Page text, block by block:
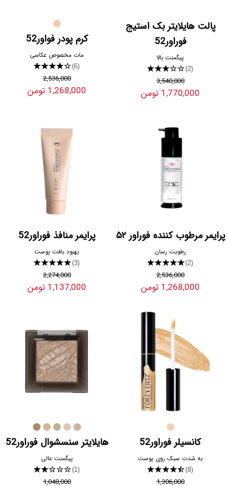
پالت هایلایتر بک استیج
فوراور52
پیگمنت بالا
★★★★★(2)
3,540,000
1,770,000 تومن
کرم پودر فواور52
مات مخصوص عکاسی
★★★★★(6)
2,536,000
1,268,000 تومن
پرایمر مرطوب کننده فوراور ۵۲
رطوبت رسان
★★★★★(2)
2,536,000
1,268,000 تومن
پرایمر منافذ فوراور52
بهبود بافت پوست
★★★★★(3)
2,274,000
1,137,000 تومن
کانسیلر فوراور52
به شدت سبک روی پوست
★★★★★(8)
1,306,000
هایلایتر سنسشوال فوراور52
پیگمنت عالی
★★★★★(1)
1,048,000